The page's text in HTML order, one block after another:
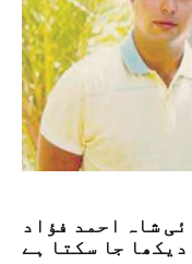
شاہ احمد فؤاد
جا سکتا ہے